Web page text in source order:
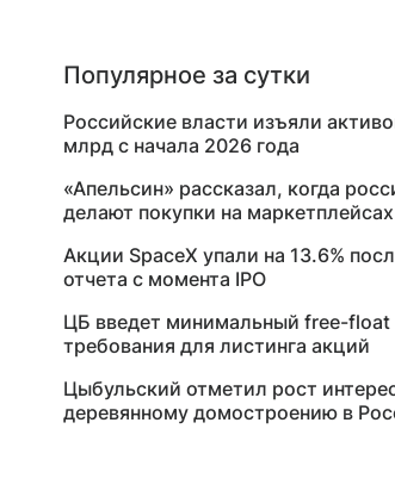
Популярное за сутки
Российские власти изъяли
млрд с начала 2026 года
«Апельсин» рассказал, когда
делают покупки на маркетплейсах
Акции SpaceX упали на 13.6%
отчета с момента IPO
ЦБ введет минимальный free-float
требования для листинга акций
Цыбульский отметил рост
деревянному домостроению в